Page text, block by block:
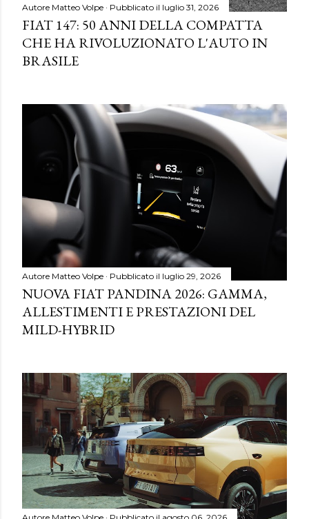
Autore Matteo Volpe Pubblicato il luglio 31, 2026
FIAT 147: 50 ANNI DELLA COMPATTA
CHE HA RIVOLUZIONATO L'AUTO IN
BRASILE
Autore Matteo Volpe Pubblicato il luglio 29, 2026
NUOVA FIAT PANDINA 2026: GAMMA,
ALLESTIMENTI E PRESTAZIONI DEL
MILD-HYBRID